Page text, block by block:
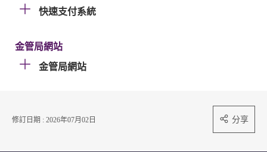
快速支付系統
金管局網站
金管局網站
修訂日期 : 2026年07月02日 分享